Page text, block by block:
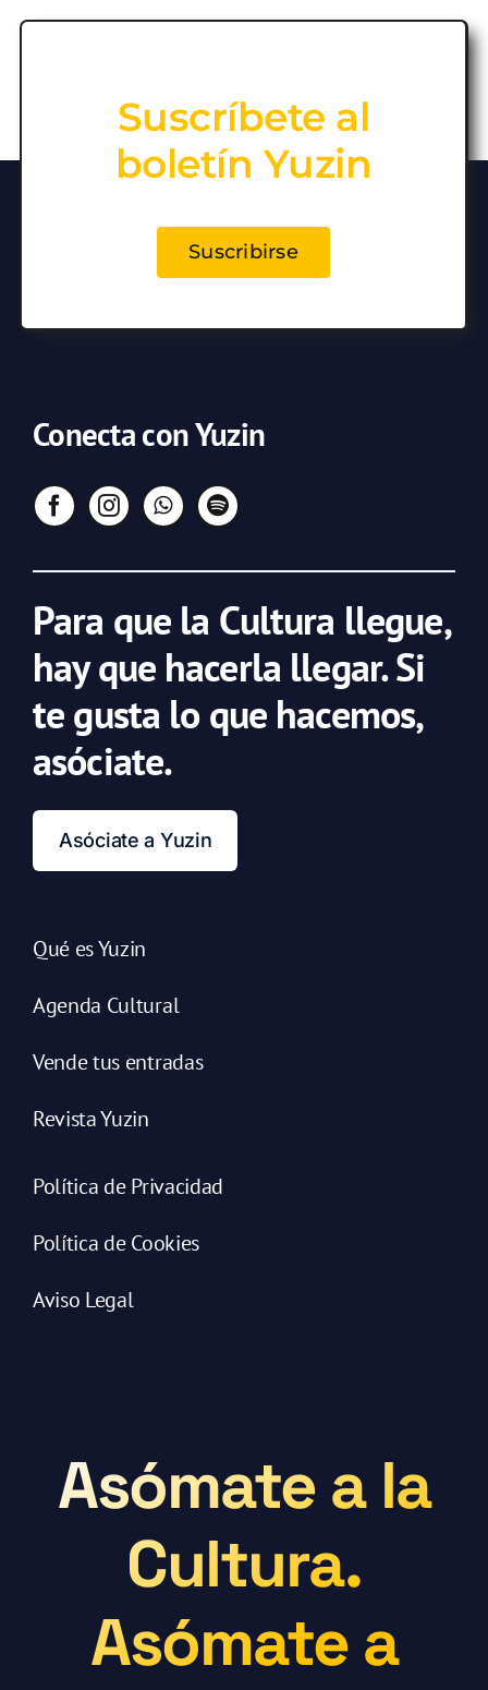
Suscríbete al
boletín Yuzin
Suscribirse
Conecta con Yuzin
Para que la Cultura llegue,
hay que hacerla llegar. Si
te gusta lo que hacemos,
asóciate.
Asóciate a Yuzin
Qué es Yuzin
Agenda Cultural
Vende tus entradas
Revista Yuzin
Política de Privacidad
Política de Cookies
Aviso Legal
Asómate a la
Cultura.
Asómate a